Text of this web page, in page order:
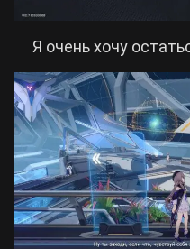
Я очень хочу